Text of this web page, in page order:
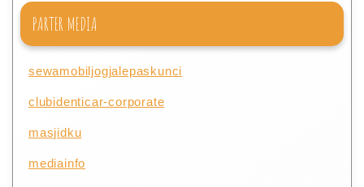
PARTER MEDIA
sewamobiljogjalepaskunci
clubidenticar-corporate
masjidku
mediainfo